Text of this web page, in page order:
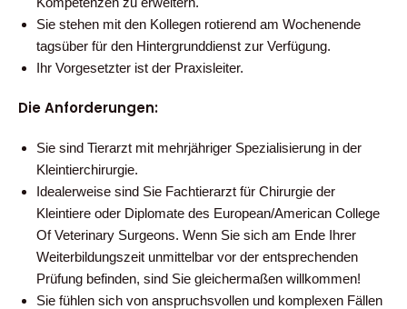
Sie stehen mit den Kollegen rotierend am Wochenende
tagsüber für den Hintergrunddienst zur Verfügung.
Ihr Vorgesetzter ist der Praxisleiter.
Die Anforderungen:
Sie sind Tierarzt mit mehrjähriger Spezialisierung in der
Kleintierchirurgie.
Idealerweise sind Sie Fachtierarzt für Chirurgie der
Kleintiere oder Diplomate des European/American College
Of Veterinary Surgeons. Wenn Sie sich am Ende Ihrer
Weiterbildungszeit unmittelbar vor der entsprechenden
Prüfung befinden, sind Sie gleichermaßen willkommen!
Sie fühlen sich von anspruchsvollen und komplexen Fällen